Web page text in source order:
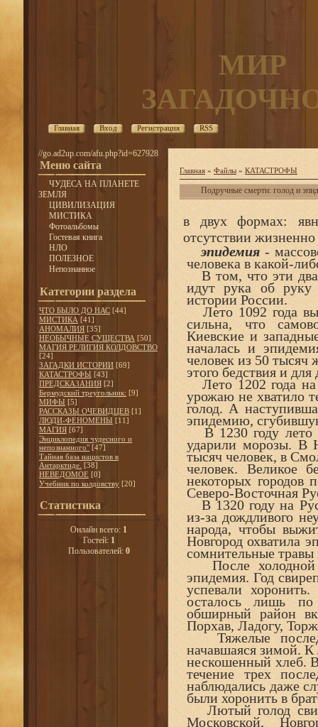
МИР
Главная Вход Регистрация RSS
//go.ad2up.com/afu.php?id=627928
Меню сайта
ЧУДЕСА НА ПЛАНЕТЕ
ЗЕМЛЯ
ЦИВИЛИЗАЦИЯ
МИСТИКА
Фотоальбомы
Гостевая книга
НЛО
ПОЛЕЗНОЕ
Непознанное
Категории раздела
ЧТО БЫЛО ДО НАС [44]
МИСТИКА [41]
АНОМАЛИЯ [35]
НЕОБЫЧНЫЕ СУЩЕСТВА [50]
МАГИЯ РЕЛИГИЯ КОЛДОВСТВО
[24]
ЗАГАДКИ ИСТОРИИ [69]
КАТАСТРОФЫ [43]
ПРЕДСКАЗАНИЯ [2]
Бермудский треугольник: [9]
МИФЫ [5]
РАССКАЗЫ ОЧЕВИДЦЕВ [1]
ЛЮДИ-ФЕНОМЕНЫ [11]
МАГИЯ [67]
Энциклопедия чудесного и
непознанного" [47]
Тайная база нацистов в
Антарктиде. [38]
НЕВЕДОМОЕ [0]
Учебник по колдовству [20]
Статистика
Онлайн всего: 1
Гостей: 1
Пользователей: 0
Главная » Файлы » КАТАСТРОФЫ
Подручные смерти: голод и
в двух формах:
отсутствии
эпидемия -
человека в какой-
В том, что эти два
идут рука об руку
истории России.
Лето 1092 года
сильна, что
Киевские и
началась и
человек из 50
этого бедствия и
Лето 1202 года
урожаю не хватило
голод. А
эпидемию,
В 1230 году лето
ударили морозы. В
тысяч человек, в
человек. Великое
некоторых городов
Северо-Восточная
В 1320 году на
из-за дождливого
народа, чтобы
Новгород охватила
сомнительные травы
После холодной
эпидемия. Год
успевали
осталось лишь по
обширный район
Порхав, Ладогу,
Тяжелые
начавшаяся зимой.
нескошенный хлеб.
течение трех
наблюдались даже
были хоронить в
Лютый голод
Московской,